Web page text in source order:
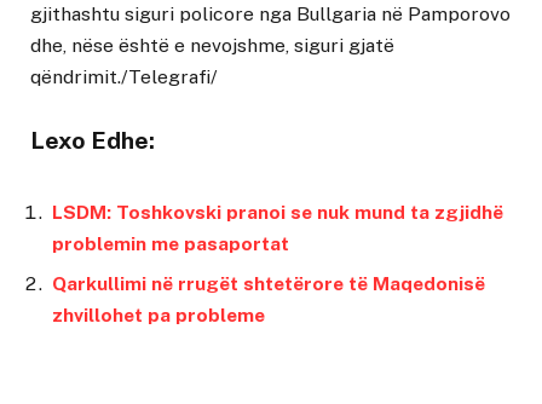
gjithashtu siguri policore nga Bullgaria në Pamporovo
dhe, nëse është e nevojshme, siguri gjatë
qëndrimit./Telegrafi/
Lexo Edhe:
LSDM: Toshkovski pranoi se nuk mund ta zgjidhë
problemin me pasaportat
Qarkullimi në rrugët shtetërore të Maqedonisë
zhvillohet pa probleme